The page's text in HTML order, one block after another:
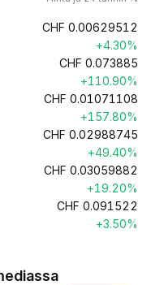
CHF 0.00629512
+4.30%
CHF 0.073885
+110.90%
CHF 0.01071108
+157.80%
CHF 0.02988745
+49.40%
CHF 0.03059882
+19.20%
CHF 0.091522
+3.50%